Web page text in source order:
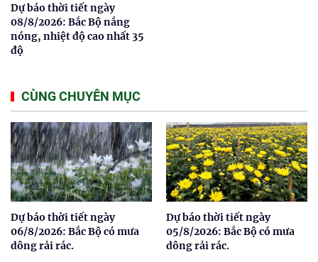
Dự báo thời tiết ngày
08/8/2026: Bắc Bộ nắng
nóng, nhiệt độ cao nhất 35
độ
CÙNG CHUYÊN MỤC
Dự báo thời tiết ngày
06/8/2026: Bắc Bộ có mưa
dông rải rác.
Dự báo thời tiết ngày
05/8/2026: Bắc Bộ có mưa
dông rải rác.